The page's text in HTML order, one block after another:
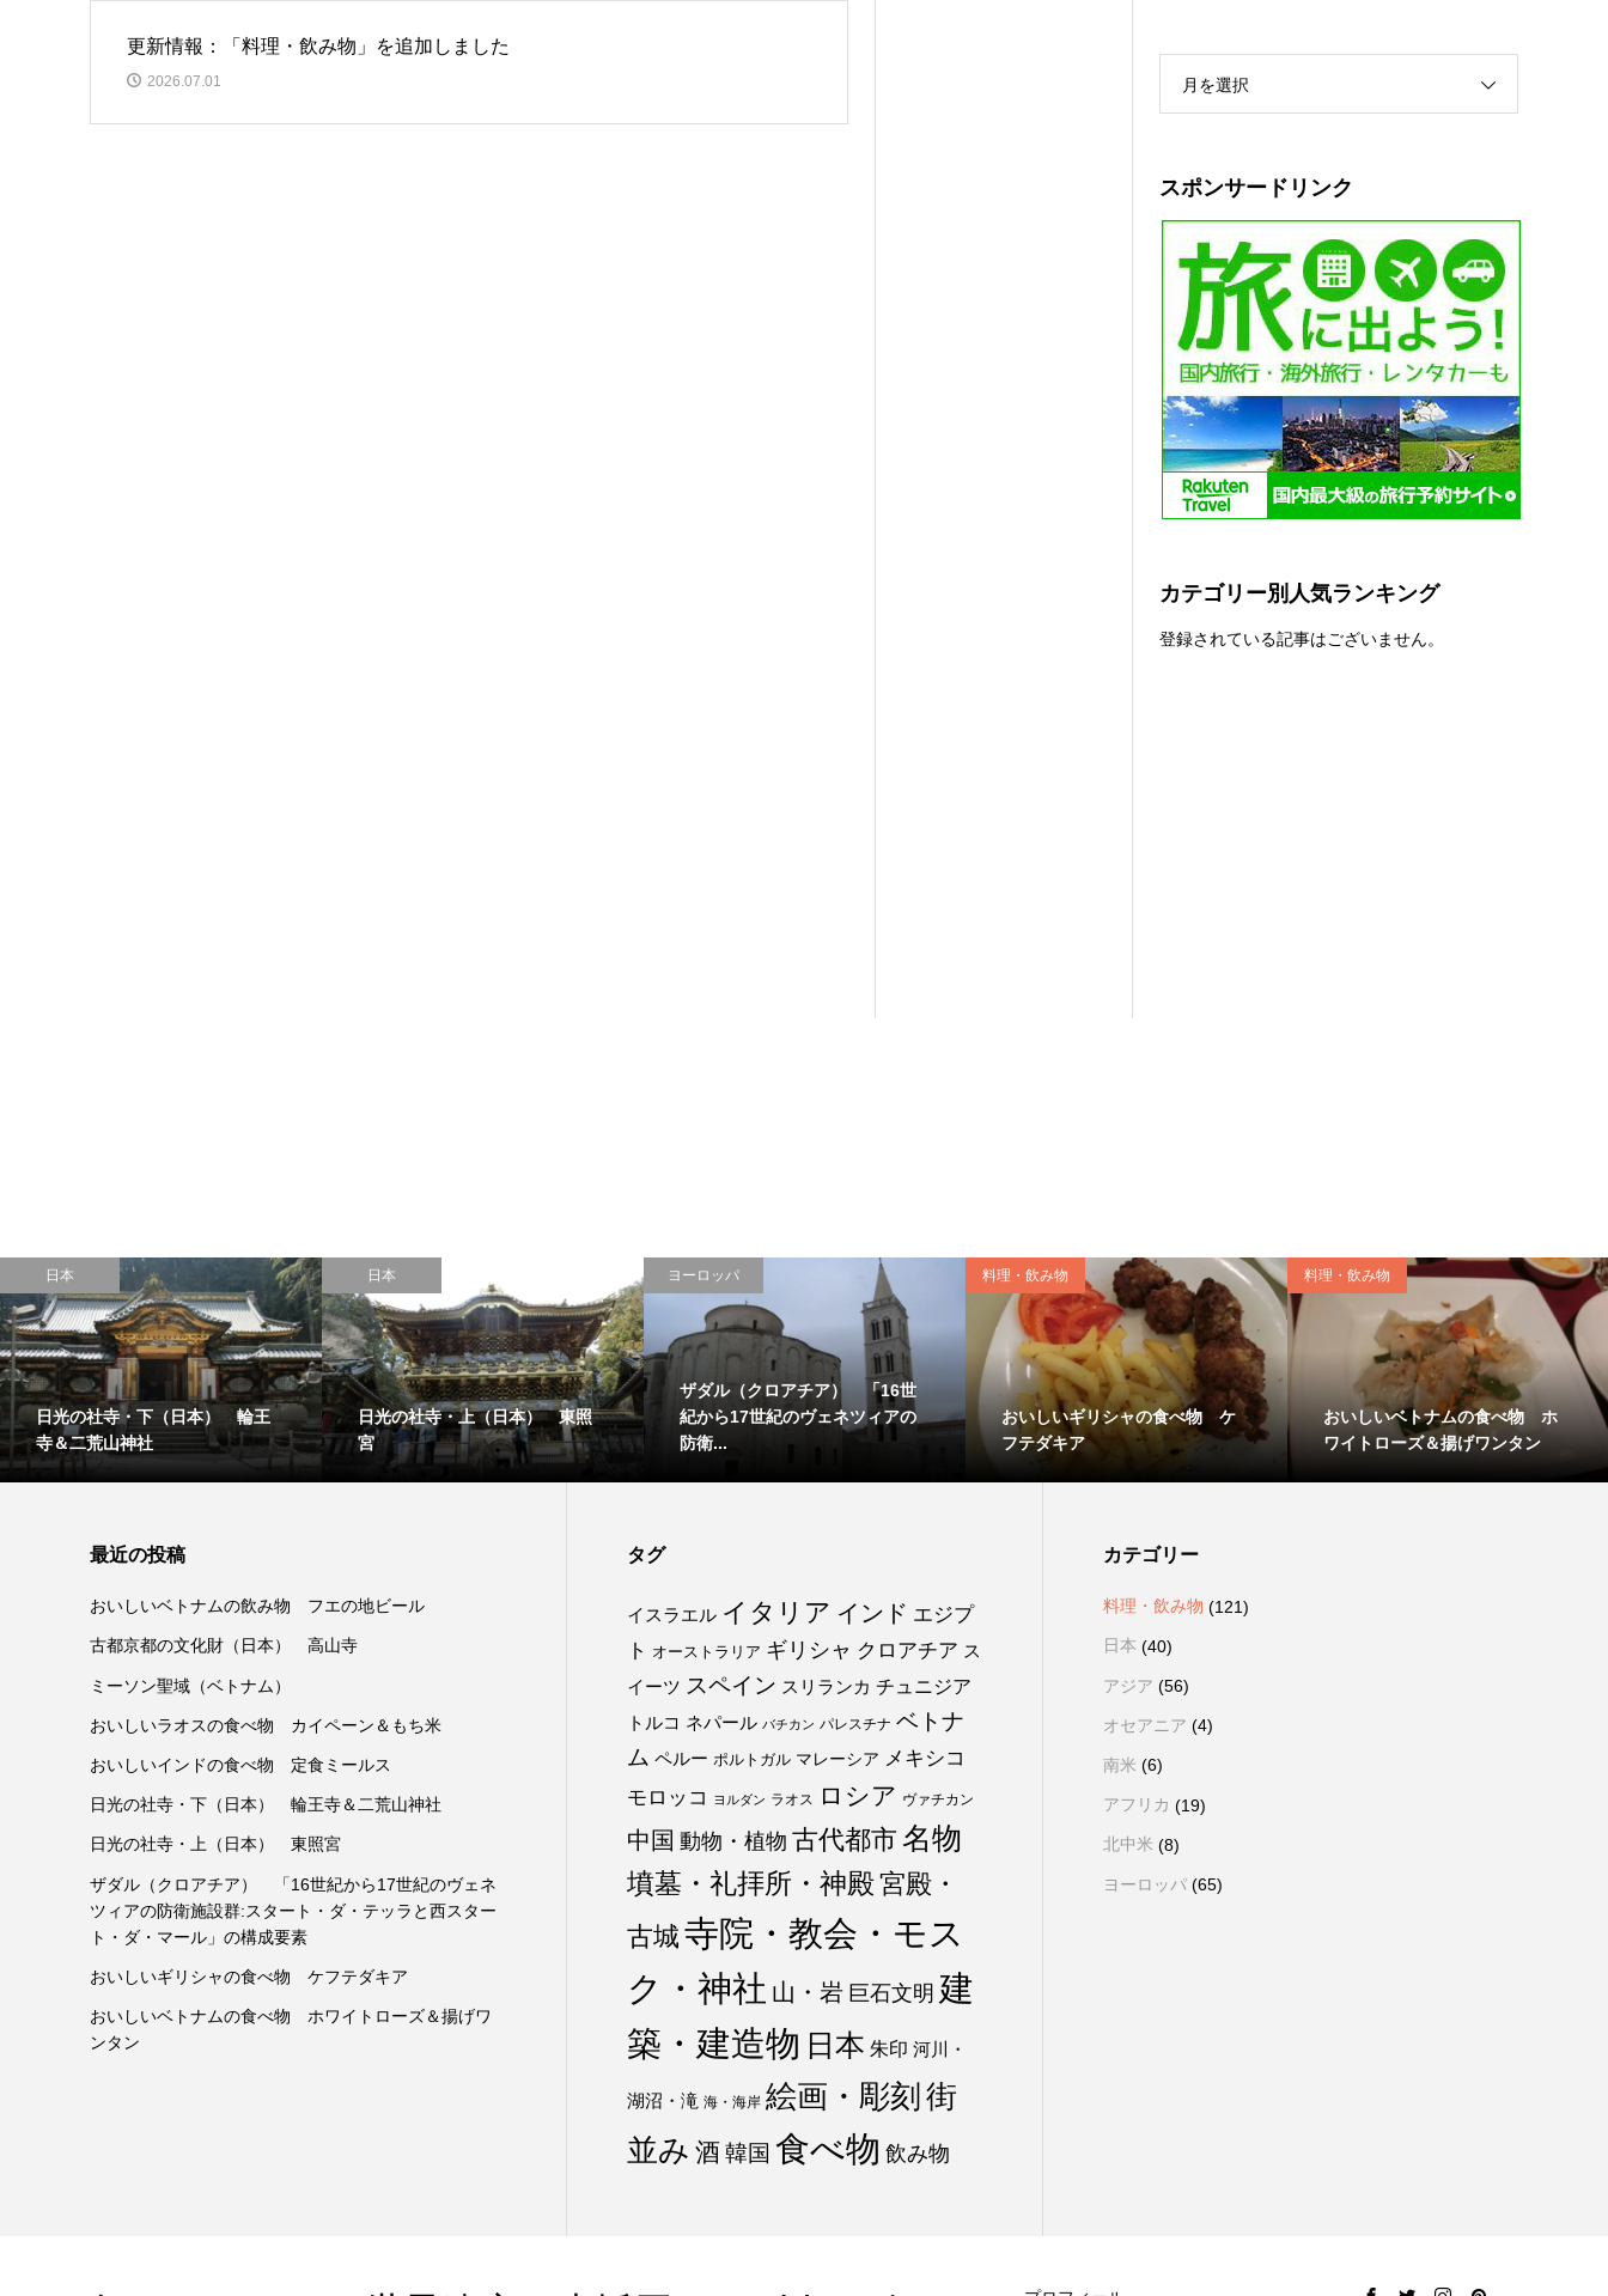
更新情報：「料理・飲み物」を追加しました
2026.07.01 月を選択
スポンサードリンク
カテゴリー別人気ランキング
登録されている記事はございません。
日本
日光の社寺・下（日本） 輪王
寺＆二荒山神社
日本
日光の社寺・上（日本） 東照
宮
ヨーロッパ
ザダル（クロアチア） 「16世
紀から17世紀のヴェネツィアの
防衛...
料理・飲み物
おいしいギリシャの食べ物 ケ
フテダキア
料理・飲み物
おいしいベトナムの食べ物 ホ
ワイトローズ＆揚げワンタン
最近の投稿
おいしいベトナムの飲み物 フエの地ビール
古都京都の文化財（日本） 高山寺
ミーソン聖域（ベトナム）
おいしいラオスの食べ物 カイペーン＆もち米
おいしいインドの食べ物 定食ミールス
日光の社寺・下（日本） 輪王寺＆二荒山神社
日光の社寺・上（日本） 東照宮
ザダル（クロアチア） 「16世紀から17世紀のヴェネ
ツィアの防衛施設群:スタート・ダ・テッラと西スター
ト・ダ・マール」の構成要素
おいしいギリシャの食べ物 ケフテダキア
おいしいベトナムの食べ物 ホワイトローズ＆揚げワ
ンタン
タグ
イスラエル イタリア インド エジプ
ト オーストラリア ギリシャ クロアチア ス
イーツ スペイン スリランカ チュニジア
トルコ ネパール バチカン パレスチナ ベトナ
ム ペルー ポルトガル マレーシア メキシコ
モロッコ
ヨルダン ラオス ロシア ヴァチカン
中国 動物・植物 古代都市 名物
墳墓・礼拝所・神殿宮殿・
古城 寺院・教会・モス
ク・神社 山・岩 巨石文明 建
築・建造物 日本 朱印 河川・
湖沼・滝 海・海岸 絵画・彫刻 街
並み 酒韓国 食べ物 飲み物
カテゴリー
料理・飲み物 (121)
日本 (40)
アジア (56)
オセアニア (4)
南米 (6)
アフリカ (19)
北中米 (8)
ヨーロッパ (65)